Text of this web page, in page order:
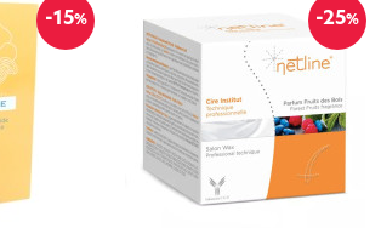
-15% -25%